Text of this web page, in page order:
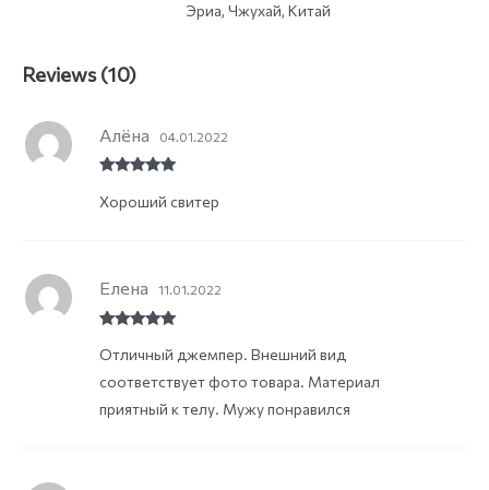
Эриа, Чжухай, Китай
Reviews (10)
of 5
Алёна 04.01.2022
Хороший свитер
of 5
Елена 11.01.2022
Отличный джемпер. Внешний вид
соответствует фото товара. Материал
приятный к телу. Мужу понравился